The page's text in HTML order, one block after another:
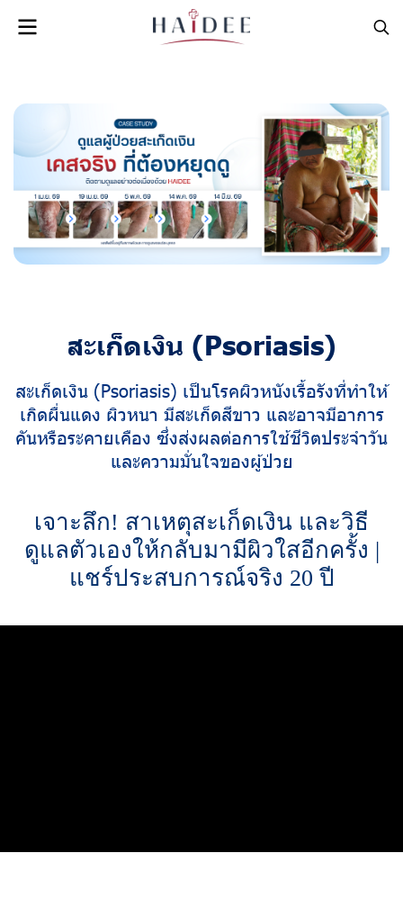
สะเก็ดเงิน (Psoriasis)
สะเก็ดเงิน (Psoriasis) เป็นโรคผิวหนังเรื้อรังที่ทำให้
เกิดผื่นแดง ผิวหนา มีสะเก็ดสีขาว และอาจมีอาการ
คันหรือระคายเคือง ซึ่งส่งผลต่อการใช้ชีวิตประจำวัน
และความมั่นใจของผู้ป่วย
เจาะลึก! สาเหตุสะเก็ดเงิน และวิธี
ดูแลตัวเองให้กลับมามีผิวใสอีกครั้ง |
แชร์ประสบการณ์จริง 20 ปี